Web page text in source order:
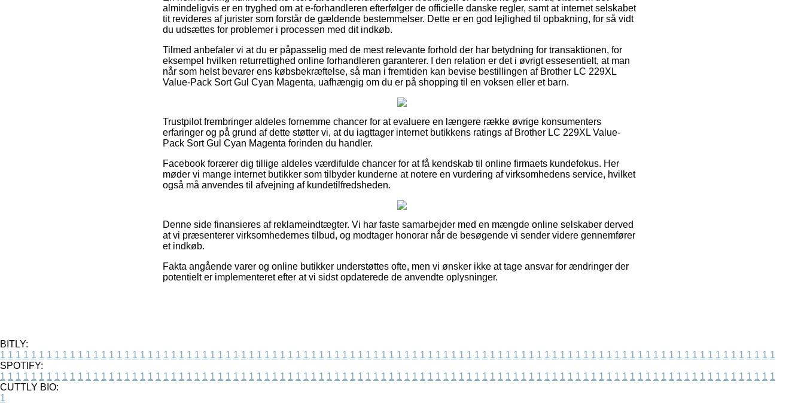
almindeligvis er en tryghed om at e-forhandleren efterfølger de officielle danske regler, samt at internet selskabet
tit revideres af jurister som forstår de gældende bestemmelser. Dette er en god lejlighed til opbakning, for så vidt
du udsættes for problemer i processen med dit indkøb.
Tilmed anbefaler vi at du er påpasselig med de mest relevante forhold der har betydning for transaktionen, for
eksempel hvilken returrettighed online forhandleren garanterer. I den relation er det i øvrigt essesentielt, at man
når som helst bevarer ens købsbekræftelse, så man i fremtiden kan bevise bestillingen af Brother LC 229XL
Value-Pack Sort Gul Cyan Magenta, uafhængig om du er på shopping til en voksen eller et barn.
Trustpilot frembringer aldeles fornemme chancer for at evaluere en længere række øvrige konsumenters
erfaringer og på grund af dette støtter vi, at du iagttager internet butikkens ratings af Brother LC 229XL Value-
Pack Sort Gul Cyan Magenta forinden du handler.
Facebook forærer dig tillige aldeles værdifulde chancer for at få kendskab til online firmaets kundefokus. Her
møder vi mange internet butikker som tilbyder kunderne at notere en vurdering af virksomhedens service, hvilket
også må anvendes til afvejning af kundetilfredsheden.
Denne side finansieres af reklameindtægter. Vi har faste samarbejder med en mængde online selskaber derved
at vi præsenterer virksomhedernes tilbud, og modtager honorar når de besøgende vi sender videre gennemfører
et indkøb.
Fakta angående varer og online butikker understøttes ofte, men vi ønsker ikke at tage ansvar for ændringer der
potentielt er implementeret efter at vi sidst opdaterede de anvendte oplysninger.
BITLY:
1 1 1 1 1 1 1 1 1 1 1 1 1 1 1 1 1 1 1 1 1 1 1 1 1 1 1 1 1 1 1 1 1 1 1 1 1 1 1 1 1 1 1 1 1 1 1 1 1 1 1 1 1 1 1 1 1 1 1 1 1 1 1 1 1 1 1 1 1 1 1 1 1 1 1 1 1 1 1 1 1 1 1 1 1 1 1 1 1 1 1 1 1 1 1 1 1 1 1 1
SPOTIFY:
1 1 1 1 1 1 1 1 1 1 1 1 1 1 1 1 1 1 1 1 1 1 1 1 1 1 1 1 1 1 1 1 1 1 1 1 1 1 1 1 1 1 1 1 1 1 1 1 1 1 1 1 1 1 1 1 1 1 1 1 1 1 1 1 1 1 1 1 1 1 1 1 1 1 1 1 1 1 1 1 1 1 1 1 1 1 1 1 1 1 1 1 1 1 1 1 1 1 1 1
CUTTLY BIO:
1